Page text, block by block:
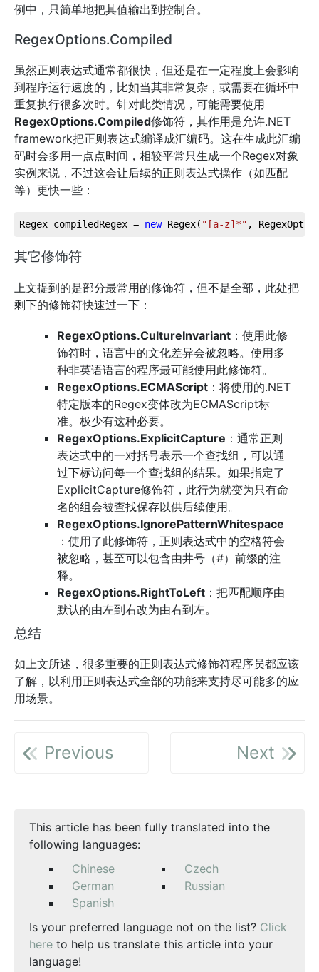
例中，只简单地把其值输出到控制台。
RegexOptions.Compiled
虽然正则表达式通常都很快，但还是在一定程度上会影响
到程序运行速度的，比如当其非常复杂，或需要在循环中
重复执行很多次时。针对此类情况，可能需要使用
RegexOptions.Compiled修饰符，其作用是允许.NET
framework把正则表达式编译成汇编码。这在生成此汇编
码时会多用一点点时间，相较平常只生成一个Regex对象
实例来说，不过这会让后续的正则表达式操作（如匹配
等）更快一些：
Regex compiledRegex = new Regex( "[a-z]*" ,
其它修饰符
上文提到的是部分最常用的修饰符，但不是全部，此处把
剩下的修饰符快速过一下：
RegexOptions.CultureInvariant ：使用此修
饰符时，语言中的文化差异会被忽略。使用多
种非英语语言的程序最可能使用此修饰符。
RegexOptions.ECMAScript ：将使用的.NET
特定版本的Regex变体改为ECMAScript标
准。极少有这种必要。
RegexOptions.ExplicitCapture ：通常正则
表达式中的一对括号表示一个查找组，可以通
过下标访问每一个查找组的结果。如果指定了
ExplicitCapture修饰符，此行为就变为只有命
名的组会被查找保存以供后续使用。
RegexOptions.IgnorePatternWhitespace
：使用了此修饰符，正则表达式中的空格符会
被忽略，甚至可以包含由井号（#）前缀的注
释。
RegexOptions.RightToLeft ：把匹配顺序由
默认的由左到右改为由右到左。
总结
如上文所述，很多重要的正则表达式修饰符程序员都应该
了解，以利用正则表达式全部的功能来支持尽可能多的应
用场景。
Previous Next
This article has been fully translated into the
following languages:
Chinese
Czech
German
Russian
Spanish
Is your preferred language not on the list? Click
here to help us translate this article into your
language!